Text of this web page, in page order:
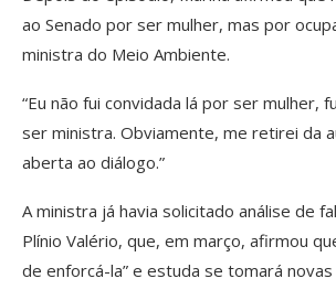
ao Senado por ser mulher, mas por
ministra do Meio Ambiente.
“Eu não fui convidada lá por ser mulher,
ser ministra. Obviamente, me retirei da
aberta ao diálogo.”
A ministra já havia solicitado análise de
Plínio Valério, que, em março, afirmou
de enforcá-la” e estuda se tomará